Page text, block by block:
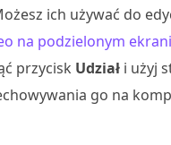
ich używać do
na podzielonym
przycisk Udział i użyj
go na